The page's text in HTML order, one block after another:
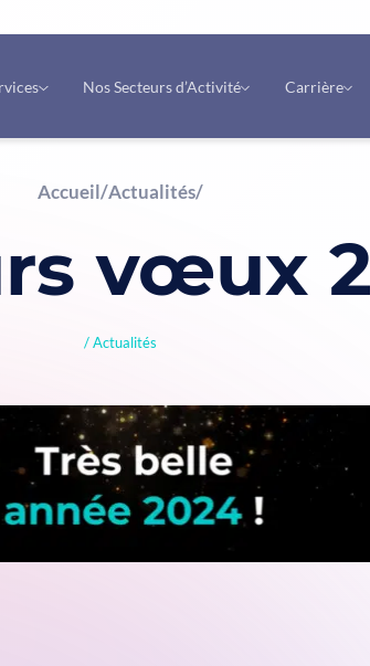
Nos Secteurs d’Activité Carrière
Accueil/Actualités/
vœux
Actualités